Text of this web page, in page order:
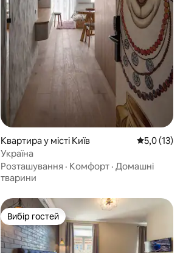
Квартира у місті Київ Середня
5,0 (13)
Україна
Розташування · Комфорт · Домашні
тварини
Вибір гостей
Вибір гостей